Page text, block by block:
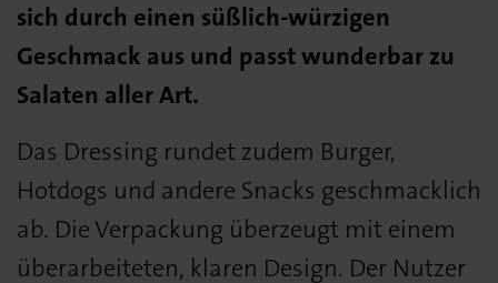
sich durch einen süßlich-würzigen
Geschmack aus und passt wunderbar zu
Salaten aller Art.
Das Dressing rundet zudem Burger,
Hotdogs und andere Snacks geschmacklich
ab. Die Verpackung überzeugt mit einem
überarbeiteten, klaren Design. Der Nutzer